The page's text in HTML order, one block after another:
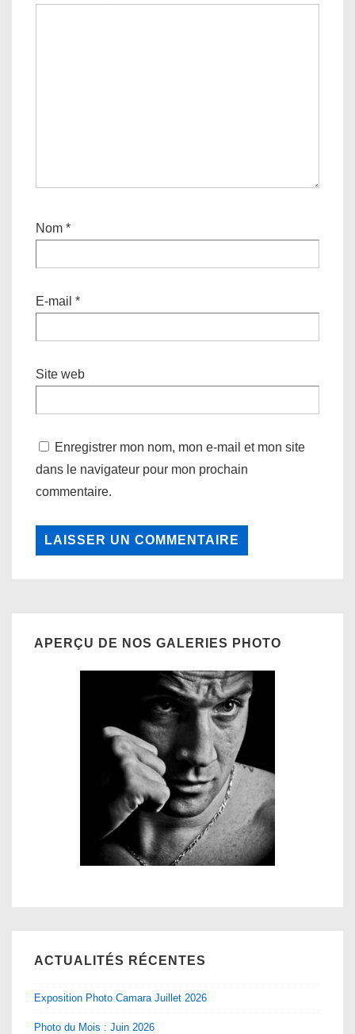
Nom *
E-mail *
Site web
Enregistrer mon nom, mon e-mail et mon site
dans le navigateur pour mon prochain
commentaire.
APERÇU DE NOS GALERIES PHOTO
ACTUALITÉS RÉCENTES
Exposition Photo Camara Juillet 2026
Photo du Mois : Juin 2026